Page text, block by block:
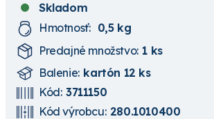
Skladom
Hmotnosť: 0,5 kg
Predajné množstvo: 1 ks
Balenie: kartón 12 ks
Kód: 3711150
Kód výrobcu: 280.1010400